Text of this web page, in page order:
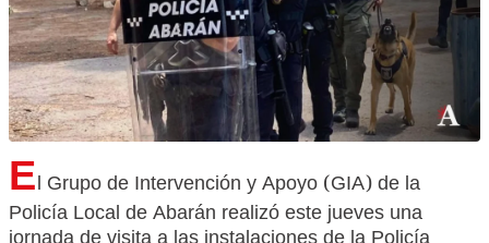
El Grupo de Intervención y Apoyo (GIA) de la
Policía Local de Abarán realizó este jueves una